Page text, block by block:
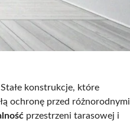
Stałe konstrukcje, które
ochronę przed różnorodnymi
przestrzeni tarasowej i